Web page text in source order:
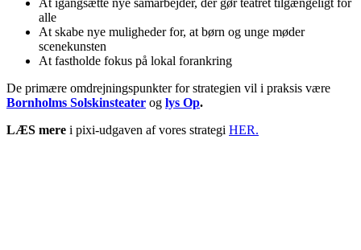
alle
At skabe nye muligheder for, at børn og unge møder
scenekunsten
At fastholde fokus på lokal forankring
De primære omdrejningspunkter for strategien vil i praksis være
Bornholms Solskinsteater og lys Op.
LÆS mere i pixi-udgaven af vores strategi HER.